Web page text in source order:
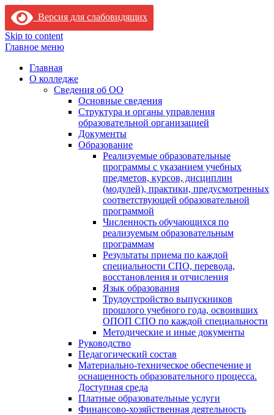
Версия для слабовидящих
Skip to content
Главное меню
Главная
О колледже
Сведения об ОО
Основные сведения
Структура и органы управления
образовательной организацией
Документы
Образование
Реализуемые образовательные
программы с указанием учебных
предметов, курсов, дисциплин
(модулей), практики, предусмотренных
соответствующей образовательной
программой
Численность обучающихся по
реализуемым образовательным
программам
Результаты приема по каждой
специальности СПО, перевода,
восстановления и отчисления
Язык образования
Трудоустройство выпускников
прошлого учебного года, освоивших
ОПОП СПО по каждой специальности
Методические и иные документы
Руководство
Педагогический состав
Материально-техническое обеспечение и
оснащенность образовательного процесса.
Доступная среда
Платные образовательные услуги
Финансово-хозяйственная деятельность